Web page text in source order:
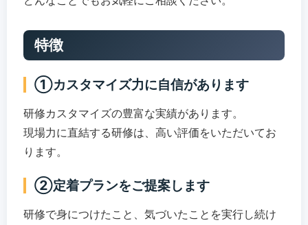
特徴
①カスタマイズ力に自信があります
研修カスタマイズの豊富な実績があります。
現場力に直結する研修は、高い評価をいただいてお
ります。
②定着プランをご提案します
研修で身につけたこと、気づいたことを実行し続け